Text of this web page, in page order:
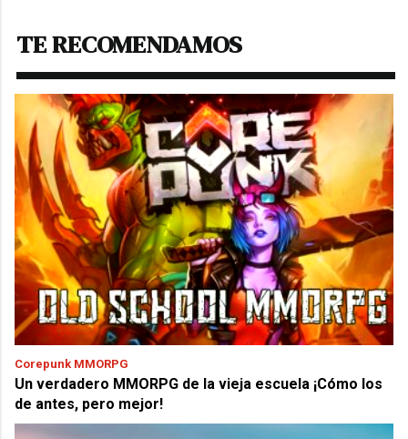
TE RECOMENDAMOS
Corepunk MMORPG
Un verdadero MMORPG de la vieja escuela ¡Cómo los
de antes, pero mejor!